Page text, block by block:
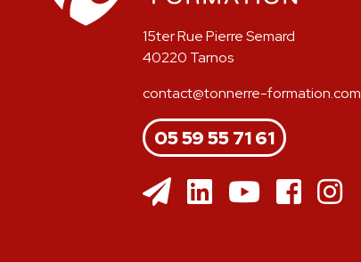
15ter Rue Pierre Semard
40220 Tarnos
contact@tonnerre-formation.com
05 59 55 71 61